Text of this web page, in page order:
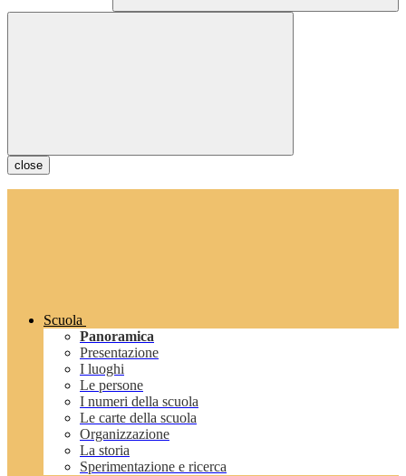
close
Scuola
Panoramica
Presentazione
I luoghi
Le persone
I numeri della scuola
Le carte della scuola
Organizzazione
La storia
Sperimentazione e ricerca